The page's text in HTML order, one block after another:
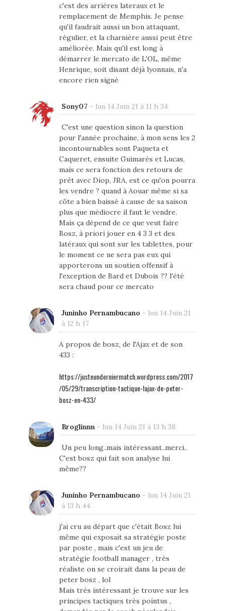
c'est des arrières lateraux et le
remplacement de Memphis. Je pense
qu'il faudrait aussi un bon attaquant,
régulier, et la charnière aussi peut être
améliorée. Mais qu'il est long à
démarrer le mercato de L'OL, même
Henrique, soit disant déjà lyonnais, n'a
encore rien signé
Sony07 - lun 14 Juin 21 à 11 h 34
C'est une question sinon la question
pour l'année prochaine, à mon sens les 2
incontournables sont Paqueta et
Caqueret, ensuite Guimarès et Lucas,
mais ce sera fonction des retours de
prêt avec Diop, JRA, est ce qu'on pourra
les vendre ? quand à Aouar même si sa
côte a bien baissé à cause de sa saison
plus que médiocre il faut le vendre.
Mais ça dépend de ce que veut faire
Bosz, à priori jouer en 4 3 3 et des
latéraux qui sont sur les tablettes, pour
le moment ce ne sera pas eux qui
apporterons un soutien offensif à
l'exception de Bard et Dubois ?? l'été
sera chaud pour ce mercato
Juninho Pernambucano - lun 14 Juin 21
à 12 h 17
A propos de bosz, de l'Ajax et de son
433 :
https://justeunderniermatch.wordpress.com/2017
/05/29/transcription-tactique-lajax-de-peter-
bosz-en-433/
Broglinnn - lun 14 Juin 21 à 13 h 38
Un peu long..mais intéressant..merci..
C'est bosz qui fait son analyse lui
même??
Juninho Pernambucano - lun 14 Juin 21
à 13 h 44
j'ai cru au départ que c'était Bosz lui
même qui exposait sa stratégie poste
par poste , mais c'est un jeu de
stratégie football manager , très
réaliste on se croirait dans la peau de
peter bosz , lol
Mais très intéressant je trouve sur les
principes tactiques très pointus ,